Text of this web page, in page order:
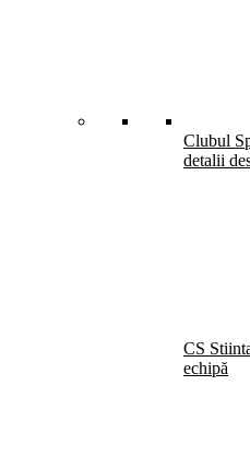
Clubul
detalii
CS
echipă